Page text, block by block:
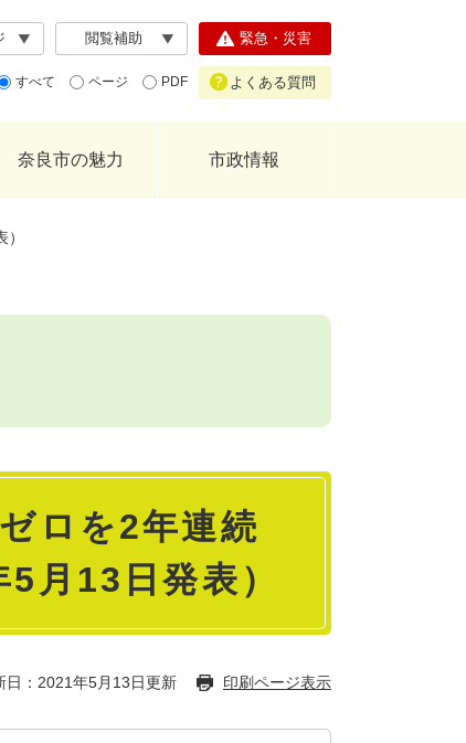
閲覧補助
すべて ページ PDF
緊急・災害
よくある質問
奈良市の魅力 市政情報
ロを2年連続
月13日発表）
日：2021年5月13日更新 印刷ページ表示